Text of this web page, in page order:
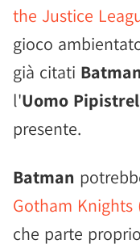
the Justice
gioco
già citati
l'Uomo
presente.
Batman
Gotham
che parte